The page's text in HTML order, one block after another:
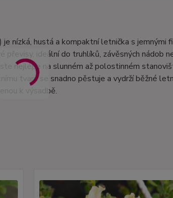
je nízká, hustá a kompaktní letnička s
převisy, ideální do truhlíků, závěsných nádob
nejlépe na slunném až polostinném
tvaru se snadno pěstuje a vydrží běžné
k výsadbě.